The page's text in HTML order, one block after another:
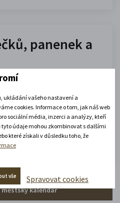
panenek a
8. 2026)
kalendář
ukládání vašeho nastavení a
cookies. Informace o tom, jak náš web
sociální média, inzerci a analýzy, kteří
tyto údaje mohou zkombinovat s dalšími
které získali v důsledku toho, že
vše Spravovat cookies